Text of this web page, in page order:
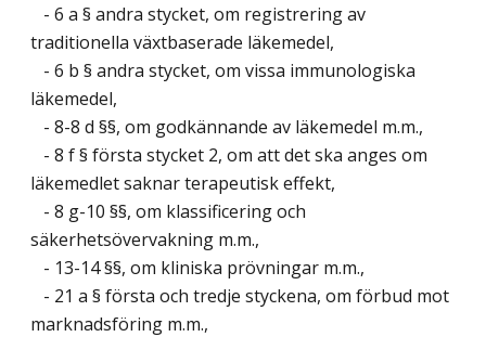
- 6 a § andra stycket, om registrering av
traditionella växtbaserade läkemedel,
- 6 b § andra stycket, om vissa immunologiska
läkemedel,
- 8-8 d §§, om godkännande av läkemedel m.m.,
- 8 f § första stycket 2, om att det ska anges om
läkemedlet saknar terapeutisk effekt,
- 8 g-10 §§, om klassificering och
säkerhetsövervakning m.m.,
- 13-14 §§, om kliniska prövningar m.m.,
- 21 a § första och tredje styckena, om förbud mot
marknadsföring m.m.,